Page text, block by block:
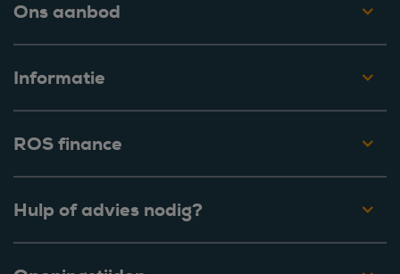
Ons aanbod
Informatie
ROS finance
Hulp of advies nodig?